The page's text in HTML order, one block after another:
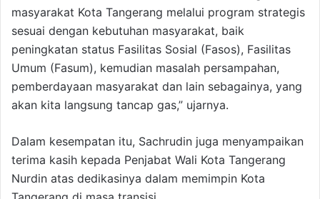
masyarakat Kota Tangerang melalui program strategis
sesuai dengan kebutuhan masyarakat, baik
peningkatan status Fasilitas Sosial (Fasos), Fasilitas
Umum (Fasum), kemudian masalah persampahan,
pemberdayaan masyarakat dan lain sebagainya, yang
akan kita langsung tancap gas,” ujarnya.
Dalam kesempatan itu, Sachrudin juga menyampaikan
terima kasih kepada Penjabat Wali Kota Tangerang
Nurdin atas dedikasinya dalam memimpin Kota